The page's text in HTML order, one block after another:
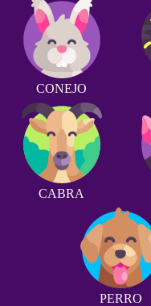
CONEJO
CABRA
PERRO